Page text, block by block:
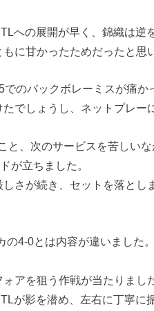
への展開が早く、錦織は逆
に甘かったためだったと思
のバックボレーミスが痛か
でしょうし、ネットプレー
と、次のサービスを苦しい
が立ちました。
さが続き、セットを落とし
4-0とは内容が違いました。
アを狙う作戦が当たりまし
が影を潜め、左右に丁寧に